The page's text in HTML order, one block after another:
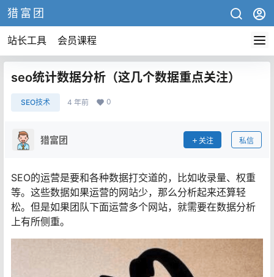
猎富团
站长工具 会员课程
seo统计数据分析（这几个数据重点关注）
SEO技术 4 年前 0
猎富团 关注 私信
SEO的运营是要和各种数据打交道的，比如收录量、权重
等。这些数据如果运营的网站少，那么分析起来还算轻
松。但是如果团队下面运营多个网站，就需要在数据分析
上有所侧重。